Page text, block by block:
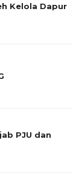
Kelola Dapur
PJU dan